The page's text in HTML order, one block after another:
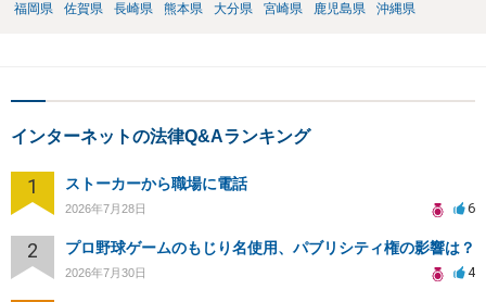
福岡県
佐賀県 長崎県 熊本県 大分県 宮崎県 鹿児島県 沖縄県
インターネットの法律Q&Aランキング
1 ストーカーから職場に電話
2026年7月28日 6
2 プロ野球ゲームのもじり名使用、パブリシティ権の影響は？
2026年7月30日 4